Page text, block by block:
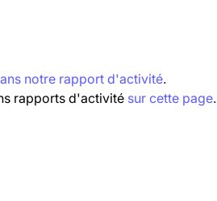
notre rapport d'activité.
rapports d'activité sur cette page.